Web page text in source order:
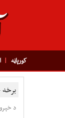
کورپاڼه
د خپرولو